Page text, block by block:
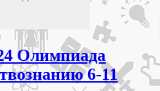
Олимпиада
6-11